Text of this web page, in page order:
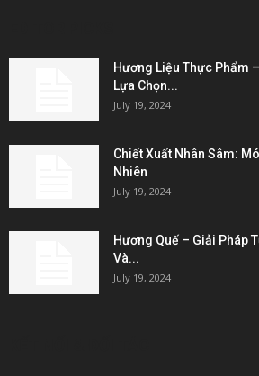
Hương Liệu Thực Phẩm
Lựa Chọn...
July 19, 2024
Chiết Xuất Nhân Sâm:
Nhiên
July 19, 2024
Hương Quế – Giải Pháp
Và...
July 19, 2024